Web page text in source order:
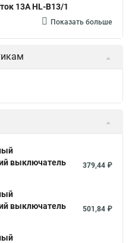
13А HL-B13/1
Показать больше
выключатель
379,44 ₽
выключатель
501,84 ₽